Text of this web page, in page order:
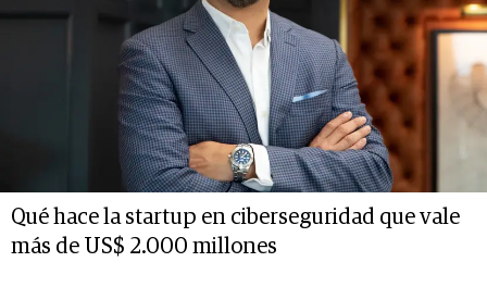
Qué hace la startup en ciberseguridad que vale
más de US$ 2.000 millones